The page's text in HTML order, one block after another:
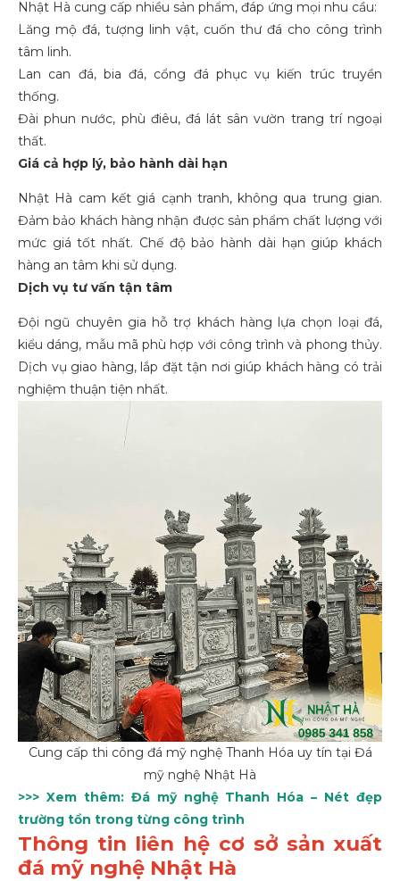
Nhật Hà cung cấp nhiều sản phẩm, đáp ứng mọi nhu cầu:
Lăng mộ đá, tượng linh vật, cuốn thư đá cho công trình
tâm linh.
Lan can đá, bia đá, cổng đá phục vụ kiến trúc truyền
thống.
Đài phun nước, phù điêu, đá lát sân vườn trang trí ngoại
thất.
Giá cả hợp lý, bảo hành dài hạn
Nhật Hà cam kết giá cạnh tranh, không qua trung gian.
Đảm bảo khách hàng nhận được sản phẩm chất lượng với
mức giá tốt nhất. Chế độ bảo hành dài hạn giúp khách
hàng an tâm khi sử dụng.
Dịch vụ tư vấn tận tâm
Đội ngũ chuyên gia hỗ trợ khách hàng lựa chọn loại đá,
kiểu dáng, mẫu mã phù hợp với công trình và phong thủy.
Dịch vụ giao hàng, lắp đặt tận nơi giúp khách hàng có trải
nghiệm thuận tiện nhất.
Cung cấp thi công đá mỹ nghệ Thanh Hóa uy tín tại Đá
mỹ nghệ Nhật Hà
>>> Xem thêm: Đá mỹ nghệ Thanh Hóa – Nét đẹp
trường tồn trong từng công trình
Thông tin liên hệ cơ sở sản xuất
đá mỹ nghệ Nhật Hà